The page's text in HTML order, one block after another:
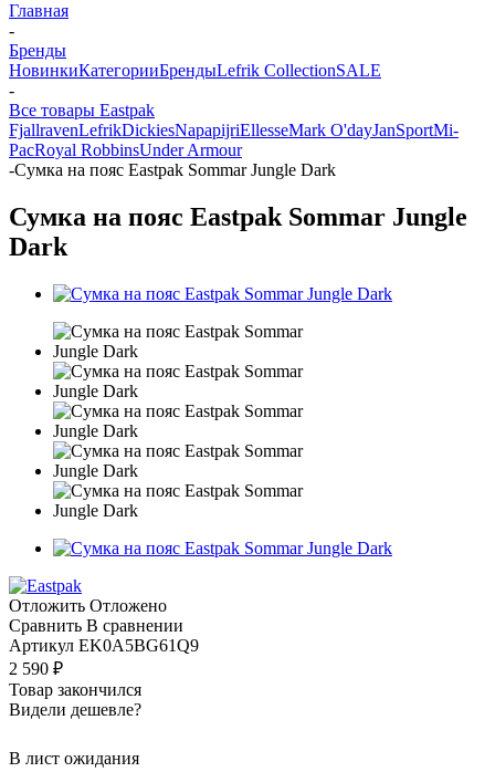
Главная
-
Бренды
НовинкиКатегорииБрендыLefrik CollectionSALE
-
Все товары Eastpak
FjallravenLefrikDickiesNapapijriEllesseMark O'dayJanSportMi-
PacRoyal RobbinsUnder Armour
-Сумка на пояс Eastpak Sommar Jungle Dark
Сумка на пояс Eastpak Sommar Jungle
Dark
Отложить Отложено
Сравнить В сравнении
Артикул EK0A5BG61Q9
2 590 ₽
Товар закончился
Видели дешевле?
В лист ожидания